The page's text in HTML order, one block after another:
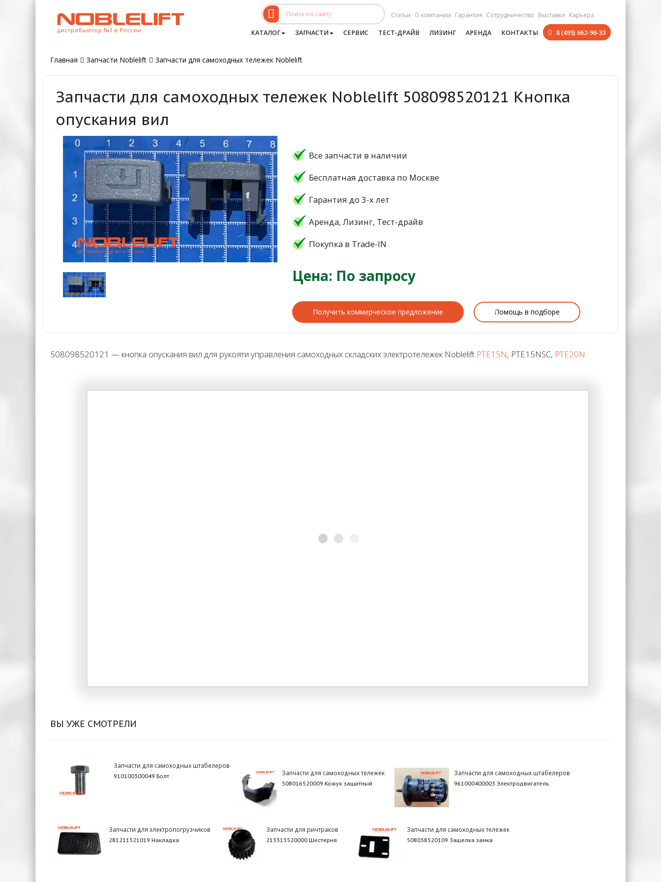
Статьи О компании Гарантия Сотрудничество Выставки Карьера
КАТАЛОГ ЗАПЧАСТИ СЕРВИС ТЕСТ-ДРАЙВ ЛИЗИНГ АРЕНДА КОНТАКТЫ 8 (495) 662-96-33
Главная Запчасти Noblelift Запчасти для самоходных тележек Noblelift
Запчасти для самоходных тележек Noblelift 508098520121 Кнопка
опускания вил
Все запчасти в наличии
Бесплатная доставка по Москве
Гарантия до 3-х лет
Аренда, Лизинг, Тест-драйв
Покупка в Trade-IN
Цена: По запросу
Получить коммерческое предложение Помощь в подборе
508098520121 — кнопка опускания вил для рукояти управления самоходных складских электротележек Noblelift PTE15N, PTE15NSC, PTE20N.
ВЫ УЖЕ СМОТРЕЛИ
Запчасти для самоходных штабелеров
910100300049 Болт Запчасти для самоходных тележек
508016520009 Кожух защитный
Запчасти для самоходных штабелеров
961000400003 Электродвигатель
Запчасти для электропогрузчиков
281211521019 Накладка
Запчасти для ричтраков
213313520000 Шестерня
Запчасти для самоходных тележек
508038520109 Защелка замка